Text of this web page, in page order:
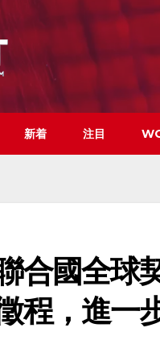
新着 注目
合國全球
程，進一